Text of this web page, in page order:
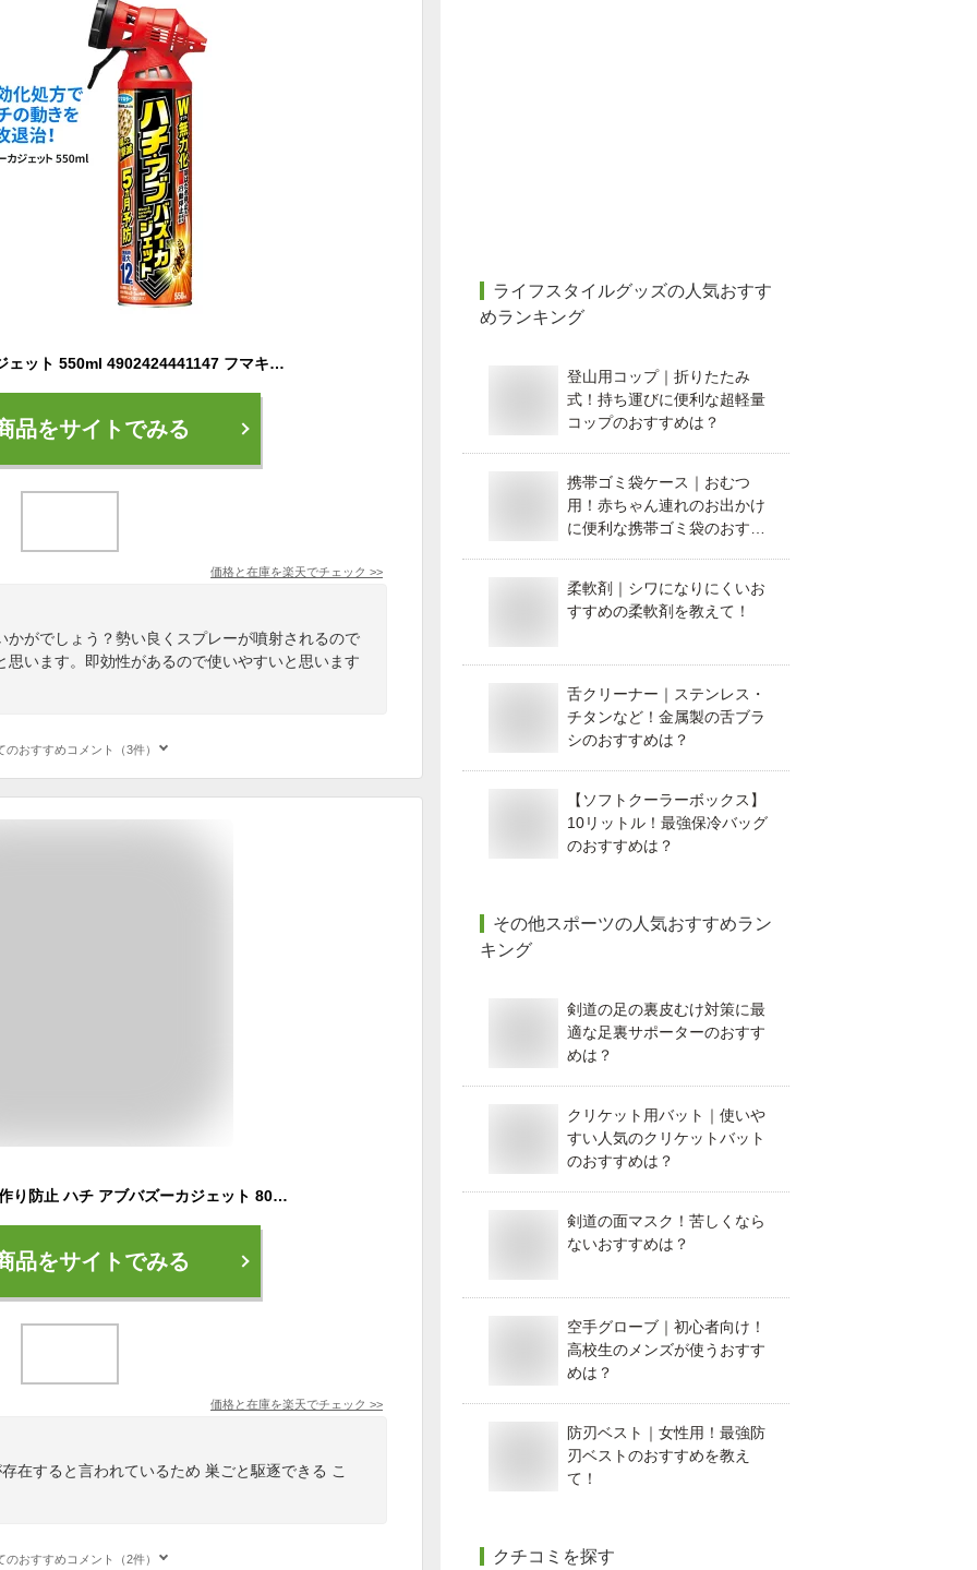
ハチ・アブ バズーカジェット 550ml 4902424441147 フマキラー 殺虫スプレー 防虫 蜂 虻 アウトドア 屋外 野外 園芸 ガーデニング 害虫対策 忌避剤 農業 農作業 ヒマサ金物
品をサイトでみる
価格と在庫を楽天でチェック >>
かがでしょう？勢い良くスプレーが噴射されるので
思います。即効性があるので使いやすいと思います
のおすすめコメント（3件）
蜂駆除 巣ごと退治 巣作り防止 ハチ アブバズーカジェット 800ml バズーカ噴射
品をサイトでみる
価格と在庫を楽天でチェック >>
在すると言われているため 巣ごと駆逐できる こ
のおすすめコメント（2件）
ライフスタイルグッズの人気おすす
めランキング
登山用コップ｜折りたたみ
式！持ち運びに便利な超軽量
コップのおすすめは？
携帯ゴミ袋ケース｜おむつ
用！赤ちゃん連れのお出かけ
に便利な携帯ゴミ袋のおすす
柔軟剤｜シワになりにくいお
すすめの柔軟剤を教えて！
舌クリーナー｜ステンレス・
チタンなど！金属製の舌ブラ
シのおすすめは？
【ソフトクーラーボックス】
10リットル！最強保冷バッグ
のおすすめは？
その他スポーツの人気おすすめラン
キング
剣道の足の裏皮むけ対策に最
適な足裏サポーターのおすす
めは？
クリケット用バット｜使いや
すい人気のクリケットバット
のおすすめは？
剣道の面マスク！苦しくなら
ないおすすめは？
空手グローブ｜初心者向け！
高校生のメンズが使うおすす
めは？
防刃ベスト｜女性用！最強防
刃ベストのおすすめを教え
て！
クチコミを探す